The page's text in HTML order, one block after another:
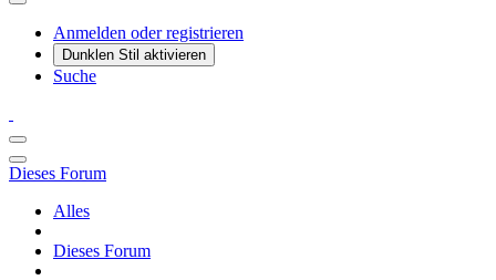
Anmelden oder registrieren
Dunklen Stil aktivieren
Suche
Dieses Forum
Alles
Dieses Forum